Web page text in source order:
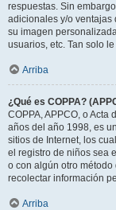
respuestas. Sin
adicionales y/o ventajas
su imagen
usuarios, etc. Tan solo
Arriba
¿Qué es COPPA?
COPPA, APPCO, o
años del año 1998, es
sitios de Internet, los
el registro de niños sea
o con algún otro
recolectar información
Arriba